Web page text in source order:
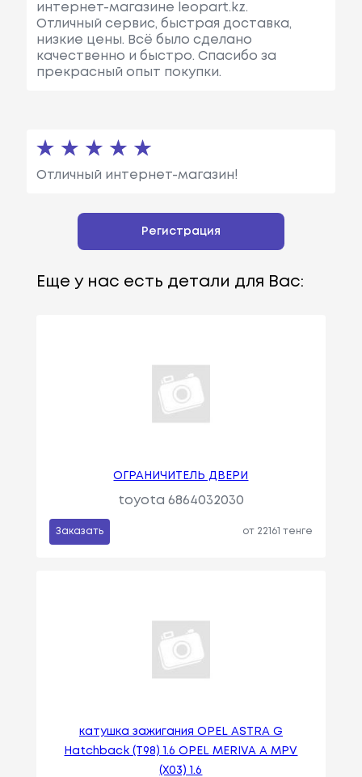
интернет-магазине leopart.kz.
Отличный сервис, быстрая доставка,
низкие цены. Всё было сделано
качественно и быстро. Спасибо за
прекрасный опыт покупки.
Отличный интернет-магазин!
Регистрация
Еще у нас есть детали для Вас:
ОГРАНИЧИТЕЛЬ ДВЕРИ
toyota 6864032030
Заказать от 22161 тенге
катушка зажигания OPEL ASTRA G
Hatchback (T98) 1.6 OPEL MERIVA A MPV
(X03) 1.6